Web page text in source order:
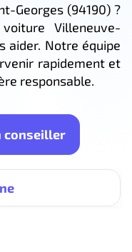
Georges (94190) ?
Villeneuve-
aider. Notre équipe
rapidement et
responsable.
conseiller